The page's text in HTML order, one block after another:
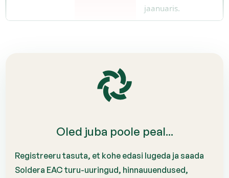
jaanuaris.
Oled juba poole peal...
Registreeru tasuta, et kohe edasi lugeda ja saada
Soldera EAC turu-uuringud, hinnauuendused,